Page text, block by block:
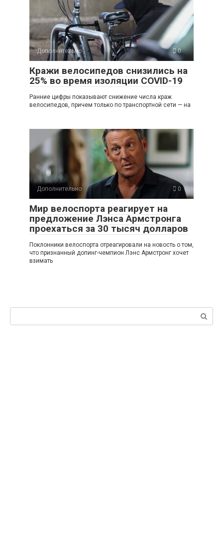
Дополнительно 0
Кражи велосипедов снизились на
25% во время изоляции COVID-19
Ранние цифры показывают снижение числа краж
велосипедов, причем только по транспортной сети — на
Дополнительно 0
Мир велоспорта реагирует на
предложение Лэнса Армстронга
проехаться за 30 тысяч долларов
Поклонники велоспорта отреагировали на новость о том,
что признанный допинг-чемпион Лэнс Армстронг хочет
взимать